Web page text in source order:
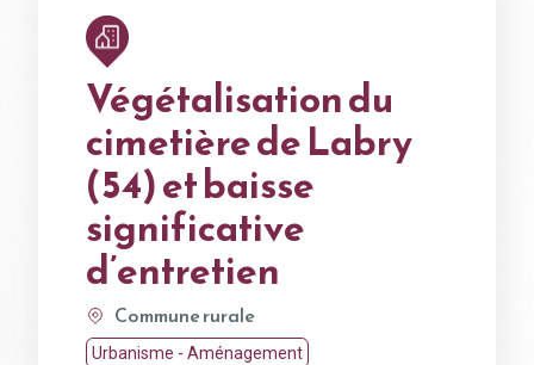
Végétalisation du
cimetière de Labry
(54) et baisse
significative
d’entretien
Commune rurale
Urbanisme - Aménagement